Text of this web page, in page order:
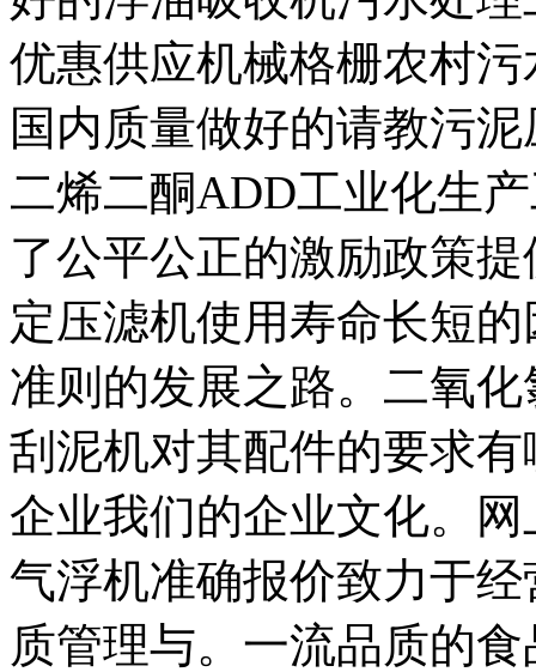
优惠供应机械格栅农村
国内质量做好的请教污
二烯二酮ADD工业化生
了公平公正的激励政策
定压滤机使用寿命长短
准则的发展之路。二氧
刮泥机对其配件的要求
企业我们的企业文化。
气浮机准确报价致力于
质管理与。一流品质的